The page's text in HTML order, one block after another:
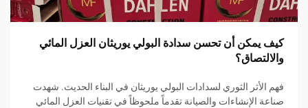
كيف يمكن أن تحسن سدادة البولي يوريثان العزل المائي
والالتصاق؟
فهم الأثر الثوري لسدادات البولي يوريثان في البناء الحديث. شهدت
صناعة الإنشاءات والصيانة تقدماً ملحوظاً في تقنيات العزل المائي